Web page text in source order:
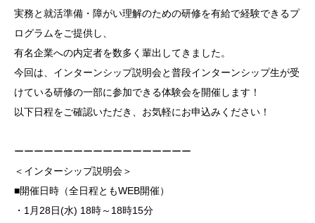
実務と就活準備・障がい理解のための研修を有給で経験できるプ
ログラムをご提供し、
有名企業への内定者を数多く輩出してきました。
今回は、インターンシップ説明会と普段インターンシップ生が受
けている研修の一部に参加できる体験会を開催します！
以下日程をご確認いただき、お気軽にお申込みください！
ーーーーーーーーーーーーーーーーーー
＜インターシップ説明会＞
■開催日時（全日程ともWEB開催）
・1月28日(水) 18時～18時15分